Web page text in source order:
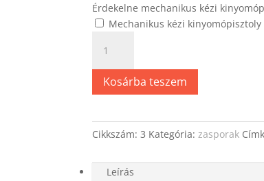
Érdekelne mechanikus kézi
Mechanikus kézi kinyomópisztoly
hátfal
-
Albero
mennyiség
Kosárba teszem
Cikkszám:3 Kategória: zasporak
Leírás